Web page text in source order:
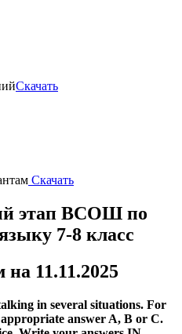
Скачать
Скачать
этап ВСОШ по
7-8 класс
11.11.2025
in several situations. For
appropriate answer A, B or C.